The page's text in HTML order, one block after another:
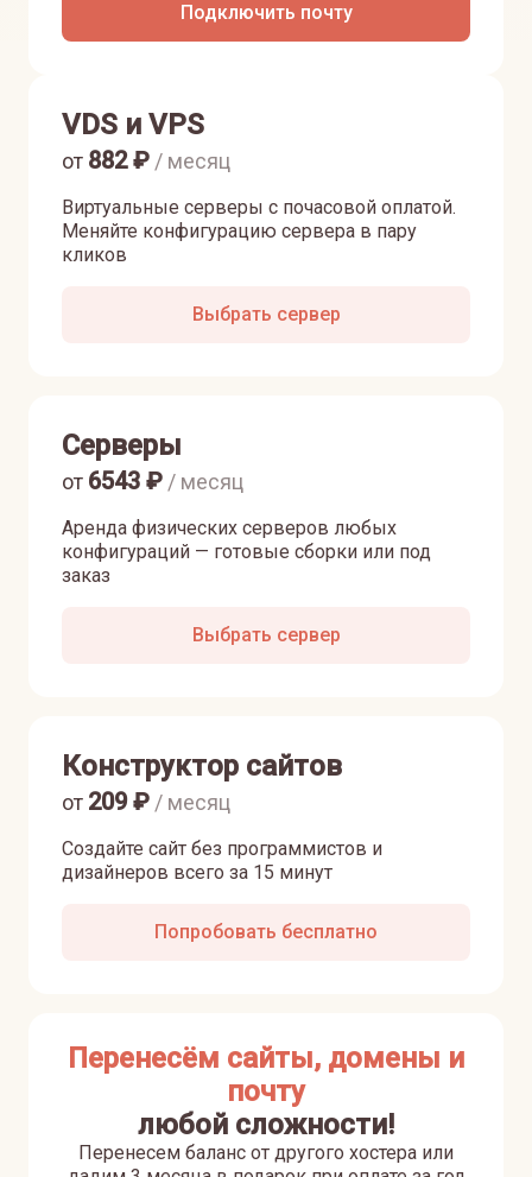
Подключить почту
VDS и VPS
Виртуальные серверы с почасовой оплатой.
Меняйте конфигурацию сервера в пару
кликов
от 882₽ / месяц
Выбрать сервер
Серверы
Аренда физических серверов любых
конфигураций — готовые сборки или под
заказ
от 6543 ₽ / месяц
Выбрать сервер
Конструктор сайтов
Создайте сайт без программистов и
дизайнеров всего за 15 минут
от 209₽ / месяц
Попробовать бесплатно
Перенесём сайты, домены и
почту
любой сложности!
Перенесем баланс от другого хостера или